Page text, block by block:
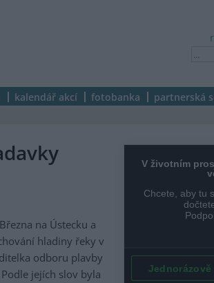
kalendář akcí fotobanka partnerská
na Ústecku a
hladiny řeky v
odboru plavby
jejích slov byla